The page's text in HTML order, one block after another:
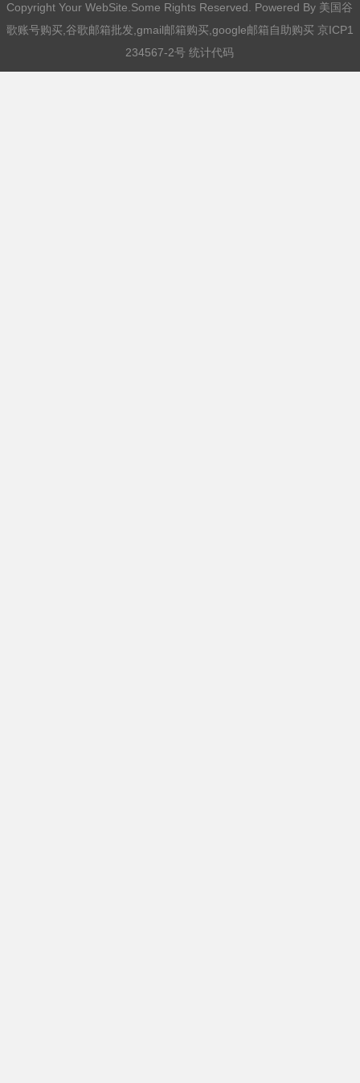
Copyright Your WebSite.Some Rights Reserved. Powered By 美国谷
歌账号购买,谷歌邮箱批发,gmail邮箱购买,google邮箱自助购买 京ICP1
234567-2号 统计代码